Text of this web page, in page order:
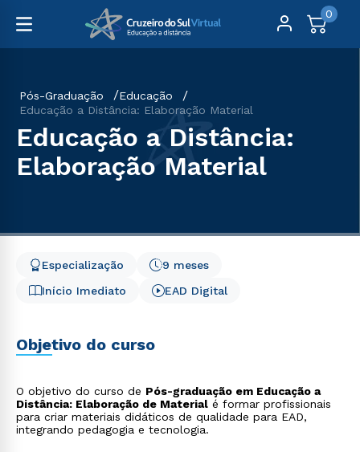
0
Pós-Graduação
Educação
Educação a Distância: Elaboração Material
Educação a Distância:
Elaboração Material
Início Imediato
9 meses
Especialização
EAD Digital
Objetivo do curso
O objetivo do curso de Pós-graduação em Educação a
Distância: Elaboração de Material é formar profissionais
para criar materiais didáticos de qualidade para EAD,
integrando pedagogia e tecnologia.